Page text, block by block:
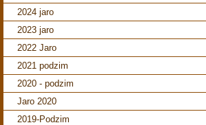
2024 jaro
2023 jaro
2022 Jaro
2021 podzim
2020 - podzim
Jaro 2020
2019-Podzim